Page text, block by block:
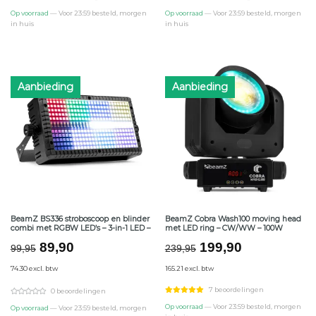
Op voorraad — Voor 23:59 besteld, morgen
in huis
Op voorraad — Voor 23:59 besteld, morgen
in huis
Aanbieding
BeamZ BS336 stroboscoop en blinder
combi met RGBW LED’s – 3-in-1 LED –
99,95 Oorspronkelijke
was:
€99,95.
89,90Huidige
€89,90.
74.30 excl. btw
0 beoordelingen
Op voorraad — Voor 23:59 besteld, morgen
Aanbieding
BeamZ Cobra Wash100 moving head
met LED ring – CW/WW – 100W
239,95 Oorspronkelijke
was:
€239,95.
199,90Huidige
€199,90.
165.21 excl. btw
7 beoordelingen
Op voorraad — Voor 23:59 besteld, morgen